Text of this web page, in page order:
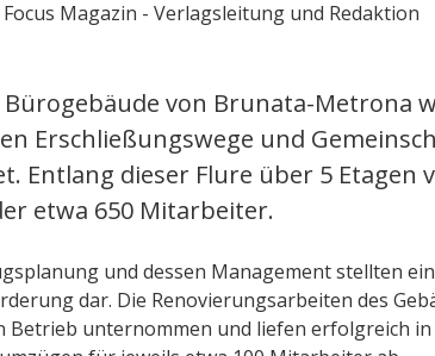
Bürogebäude von Brunata-Metrona
Erschließungswege und
Entlang dieser Flure über 5 Etagen
etwa 650 Mitarbeiter.
und dessen Management stellten
dar. Die Renovierungsarbeiten des
Betrieb unternommen und liefen erfolgreich